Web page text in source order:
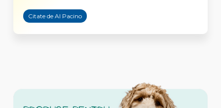
Citate de Al Pacino